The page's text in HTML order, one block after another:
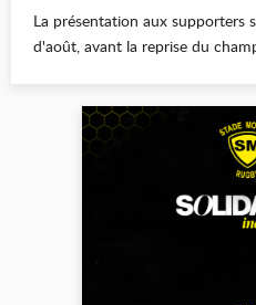
La présentation aux supporters
d'août, avant la reprise du